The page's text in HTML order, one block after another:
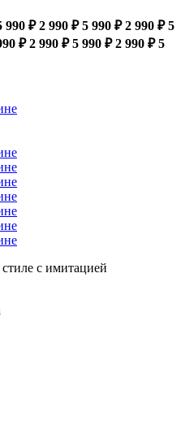
990 ₽ 2 990 ₽ 5 990 ₽ 2 990 ₽ 5
₽ 2 990 ₽ 5 990 ₽ 2 990 ₽ 5
с имитацией